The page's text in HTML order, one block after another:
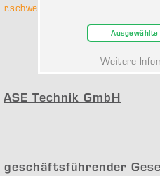
Ausgewählte
Weitere
r.schwerdtfeger@ase-kaarst.de
ASE Technik GmbH
geschäftsführender